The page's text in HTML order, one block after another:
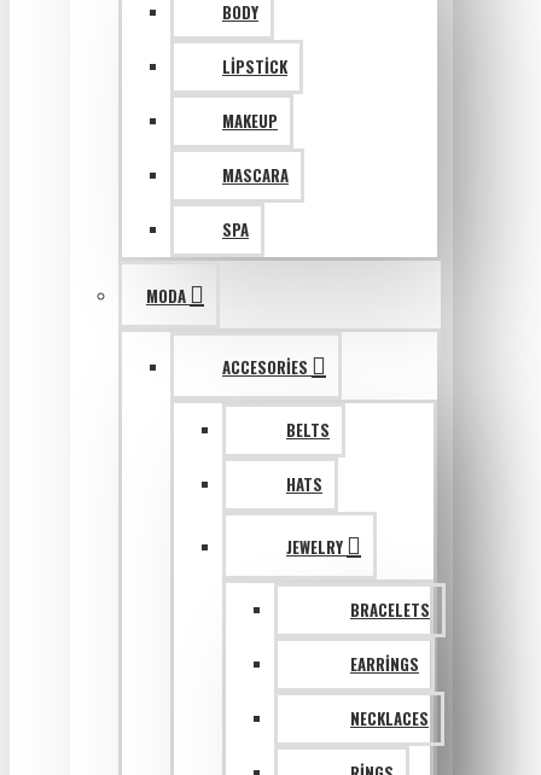
BODY
LIPSTICK
MAKEUP
MASCARA
SPA
MODA
ACCESORIES
BELTS
HATS
JEWELRY
BRACELETS
EARRINGS
NECKLACES